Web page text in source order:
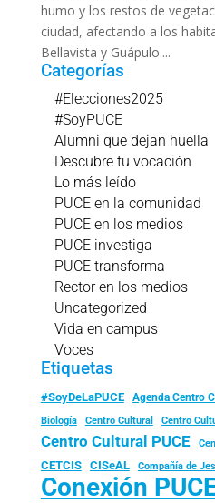
humo y los restos de
ciudad, afectando a los
Bellavista y Guápulo....
Categorías
#Elecciones2025
#SoyPUCE
Alumni que dejan huella
Descubre tu vocación
Lo más leído
PUCE en la comunidad
PUCE en los medios
PUCE investiga
PUCE transforma
Rector en los medios
Uncategorized
Vida en campus
Voces
Etiquetas
#SoyDeLaPUCE Agenda Centro
Biología
Centro Cultural Centro
Centro Cultural PUCE
CETCIS CISeAL Compañía de
Conexión